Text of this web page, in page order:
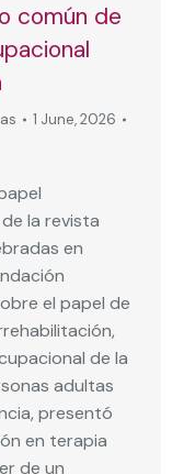
común de
1 June, 2026
la revista
en
el papel de
de la
adultas
presentó
en terapia
de un